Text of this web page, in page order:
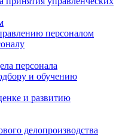
персоналом
персонала
и обучению
и развитию
делопроизводства